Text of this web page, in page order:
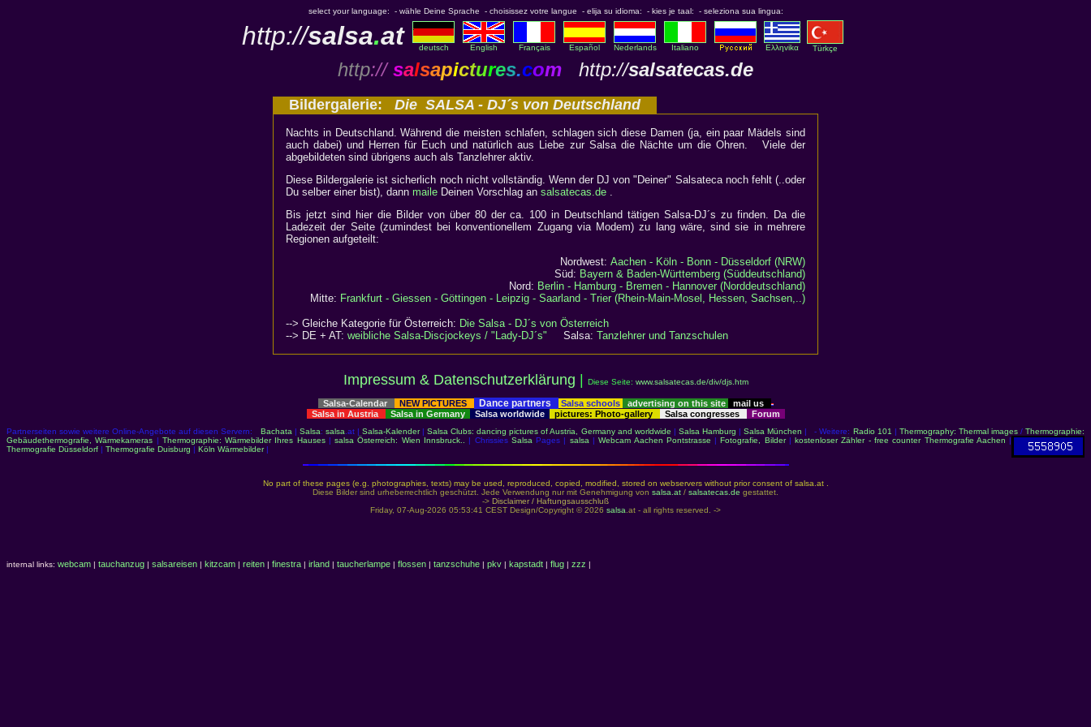
select your language: - wähle Deine Sprache - choisissez votre langue - elija su idioma: - kies je taal: - seleziona sua lingua:
http://salsa.at deutsch English Français Español Nederlands Italiano Eλληvikα Türkçe
http:// salsapictures.com http://salsatecas.de
Bildergalerie: Die SALSA - DJ´s von Deutschland
Nachts in Deutschland. Während die meisten schlafen, schlagen sich diese Damen (ja, ein paar Mädels sind
auch dabei) und Herren für Euch und natürlich aus Liebe zur Salsa die Nächte um die Ohren. Viele der
abgebildeten sind übrigens auch als Tanzlehrer aktiv.
Diese Bildergalerie ist sicherlich noch nicht vollständig. Wenn der DJ von "Deiner" Salsateca noch fehlt (..oder
Du selber einer bist), dann maile Deinen Vorschlag an salsatecas.de .
Bis jetzt sind hier die Bilder von über 80 der ca. 100 in Deutschland tätigen Salsa-DJ´s zu finden. Da die
Ladezeit der Seite (zumindest bei konventionellem Zugang via Modem) zu lang wäre, sind sie in mehrere
Regionen aufgeteilt:
Nordwest: Aachen - Köln - Bonn - Düsseldorf (NRW)
Süd: Bayern & Baden-Württemberg (Süddeutschland)
Nord: Berlin - Hamburg - Bremen - Hannover (Norddeutschland)
Mitte: Frankfurt - Giessen - Göttingen - Leipzig - Saarland - Trier (Rhein-Main-Mosel, Hessen, Sachsen,..)
--> Gleiche Kategorie für Österreich: Die Salsa - DJ´s von Österreich
--> DE + AT: weibliche Salsa-Discjockeys / "Lady-DJ´s" Salsa: Tanzlehrer und Tanzschulen
Impressum & Datenschutzerklärung Diese Seite: www.salsatecas.de/div/djs.htm
Salsa-Calendar NEW PICTURES Dance partners Salsa schools advertising on this site
mail us
Salsa in Austria
Salsa in Germany Salsa worldwide pictures: Photo-gallery Salsa congresses Forum
Partnerseiten sowie weitere Online-Angebote auf diesen Servern: Bachata | Salsa: salsa .at | Salsa-Kalender|Salsa Clubs: dancing pictures of Austria, Germany and worldwide | Salsa Hamburg |Salsa München | - Weitere: Radio 101 | Thermography: Thermal images/Thermographie:
Gebäudethermografie, Wärmekameras | Thermographie: Wärmebilder Ihres Hauses|salsa Österreich: Wien Innsbruck.. | Chrissies Salsa Pages | salsa |Webcam Aachen Pontstrasse |Fotografie, Bilder|kostenloser Zähler - free counter Thermografie Aachen |
Thermografie Düsseldorf | Thermografie Duisburg | Köln Wärmebilder|
No part of these pages (e.g. photographies, texts) may be used, reproduced, copied, modified, stored on webservers without prior consent of salsa.at .
Diese Bilder sind urheberrechtlich geschützt. Jede Verwendung nur mit Genehmigung von salsa.at / salsatecas.de gestattet.
-> Disclaimer / Haftungsausschluß
Friday, 07-Aug-2026 05:53:41 CEST Design/Copyright © 2026 salsa .at - all rights reserved. ->
internal links: webcam | tauchanzug | salsareisen | kitzcam | reiten | finestra | irland | taucherlampe | flossen | tanzschuhe | pkv | kapstadt | flug | zzz |